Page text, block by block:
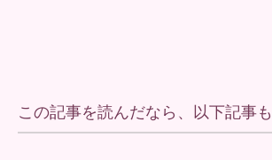
この記事を読んだなら、以下記事